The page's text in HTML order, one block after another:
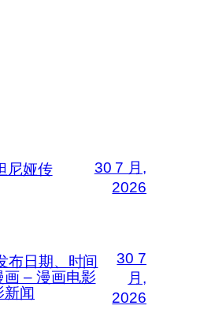
尼娅传
30 7 月,
2026
布日期、时间
– 漫画电影
闻
30 7
月,
2026